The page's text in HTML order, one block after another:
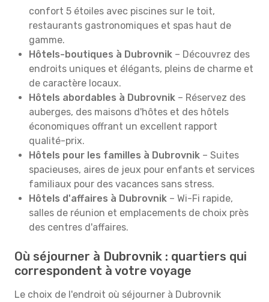
confort 5 étoiles avec piscines sur le toit,
restaurants gastronomiques et spas haut de
gamme.
Hôtels-boutiques à Dubrovnik – Découvrez des
endroits uniques et élégants, pleins de charme et
de caractère locaux.
Hôtels abordables à Dubrovnik – Réservez des
auberges, des maisons d'hôtes et des hôtels
économiques offrant un excellent rapport
qualité-prix.
Hôtels pour les familles à Dubrovnik – Suites
spacieuses, aires de jeux pour enfants et services
familiaux pour des vacances sans stress.
Hôtels d'affaires à Dubrovnik – Wi-Fi rapide,
salles de réunion et emplacements de choix près
des centres d'affaires.
Où séjourner à Dubrovnik : quartiers qui
correspondent à votre voyage
Le choix de l'endroit où séjourner à Dubrovnik